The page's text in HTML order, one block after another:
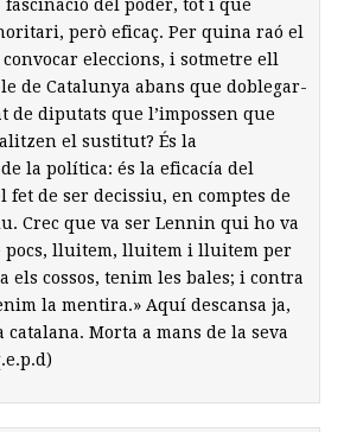
fascinació del poder, tot i que
però eficaç. Per quina raó el
eleccions, i sotmetre ell
de Catalunya abans que doblegar-
de diputats que l’impossen que
el sustitut? És la
la política: és la eficacía del
de ser decissiu, en comptes de
Crec que va ser Lennin qui ho va
pocs, lluitem, lluitem i lluitem per
els cossos, tenim les bales; i contra
la mentira.» Aquí descansa ja,
catalana. Morta a mans de la seva